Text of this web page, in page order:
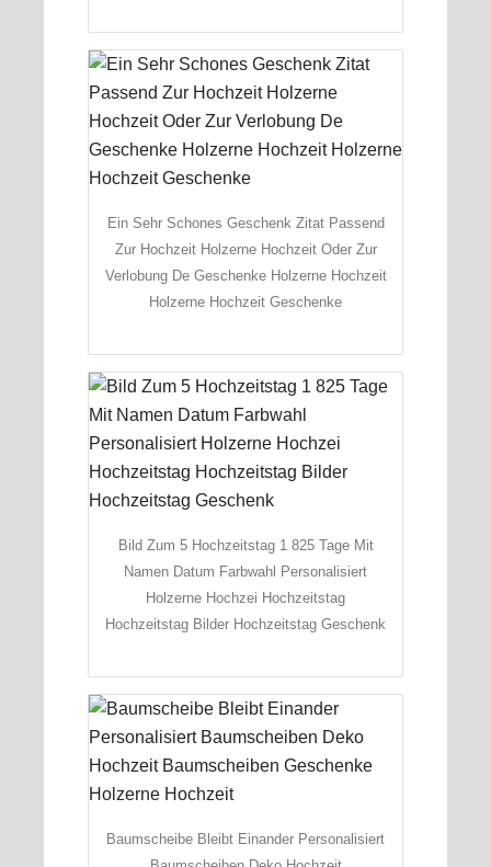
Ein Sehr Schones Geschenk Zitat Passend
Zur Hochzeit Holzerne Hochzeit Oder Zur
Verlobung De Geschenke Holzerne Hochzeit
Holzerne Hochzeit Geschenke
Bild Zum 5 Hochzeitstag 1 825 Tage Mit
Namen Datum Farbwahl Personalisiert
Holzerne Hochzei Hochzeitstag
Hochzeitstag Bilder Hochzeitstag Geschenk
Baumscheibe Bleibt Einander Personalisiert